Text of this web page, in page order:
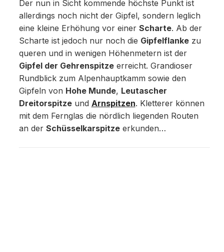
Der nun in Sicht kommende höchste Punkt ist
allerdings noch nicht der Gipfel, sondern leglich
eine kleine Erhöhung vor einer Scharte. Ab der
Scharte ist jedoch nur noch die Gipfelflankezu
queren und in wenigen Höhenmetern ist der
Gipfel der Gehrenspitzeerreicht. Grandioser
Rundblick zum Alpenhauptkamm sowie den
Gipfeln von Hohe Munde, Leutascher
Dreitorspitzeund Arnspitzen. Kletterer können
mit dem Fernglas die nördlich liegenden Routen
an der Schüsselkarspitzeerkunden…